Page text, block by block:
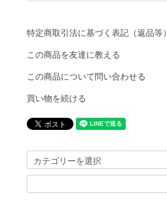
特定商取引法に基づく表記（返品等）
この商品を友達に教える
この商品について問い合わせる
買い物を続ける